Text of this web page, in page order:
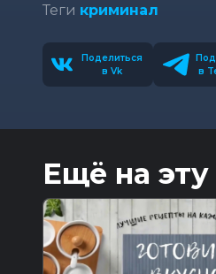
Теги криминал
Поделиться
в Vk
в
Ещё на